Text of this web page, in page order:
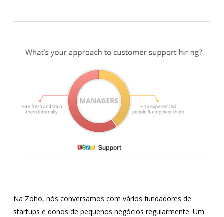
Na Zoho, nós conversamos com vários fundadores de
startups e donos de pequenos negócios regularmente. Um